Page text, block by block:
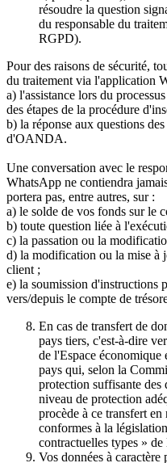
résoudre la question
du responsable du
RGPD).
Pour des raisons de sécurité,
du traitement via l'application
a) l'assistance lors du
des étapes de la procédure
b) la réponse aux questions
d'OANDA.
Une conversation avec le
WhatsApp ne contiendra
portera pas, entre autres, sur :
a) le solde de vos fonds sur le
b) toute question liée à
c) la passation ou la
d) la modification ou la mise à
client ;
e) la soumission d'instructions
vers/depuis le compte de
En cas de transfert de
pays tiers, c'est-à-dire
de l'Espace économique
pays qui, selon la
protection suffisante des
niveau de protection
procède à ce transfert en
conformes à la
contractuelles types »
Vos données à caractère